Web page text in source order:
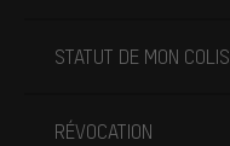
STATUT DE MON COLIS
RÉVOCATION